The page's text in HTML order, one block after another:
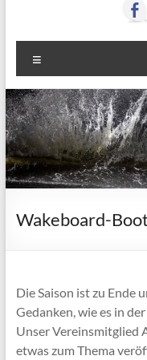
Wakeboard-
Die Saison ist zu Ende
Gedanken, wie es in
Unser Vereinsmitglied
etwas zum Thema